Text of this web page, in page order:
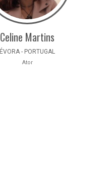
Celine Martins
ÉVORA - PORTUGAL
Ator